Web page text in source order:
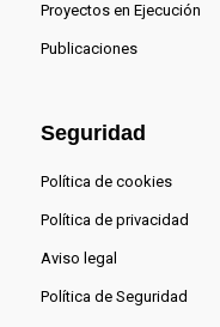
Proyectos en Ejecución
Publicaciones
Seguridad
Política de cookies
Política de privacidad
Aviso legal
Política de Seguridad